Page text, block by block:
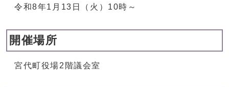
令和8年1月13日（火）10時～
開催場所
宮代町役場2階議会室